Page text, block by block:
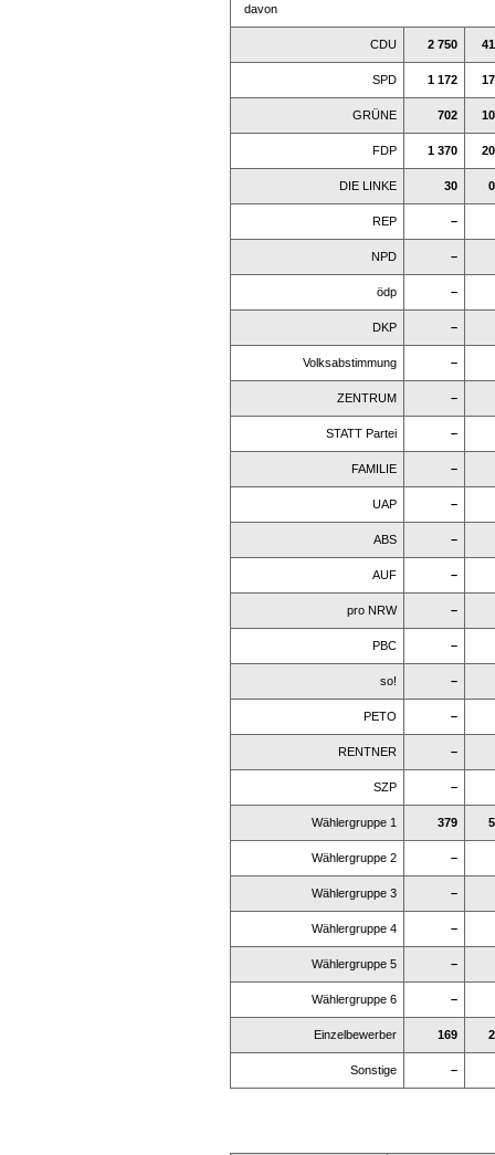
davon
CDU 2 750
SPD 1 172
GRÜNE 702
FDP 1 370
DIE LINKE 30
REP –
NPD –
ödp –
DKP –
Volksabstimmung –
ZENTRUM –
STATT Partei –
FAMILIE –
UAP –
ABS –
AUF –
pro NRW –
PBC –
so! –
PETO –
RENTNER –
SZP –
Wählergruppe 1 379
Wählergruppe 2 –
Wählergruppe 3 –
Wählergruppe 4 –
Wählergruppe 5 –
Wählergruppe 6 –
Einzelbewerber 169
Sonstige –